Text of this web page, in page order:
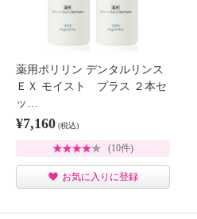
薬用ポリリン デンタルリンス
ＥＸ モイスト プラス ２本セ
ッ…
¥7,160 (税込)
(10件)
お気に入りに登録